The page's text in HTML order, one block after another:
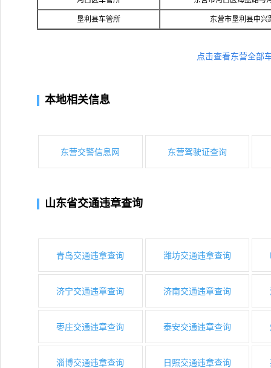
垦利县车管所 东营市垦利县中兴
点击查看东营全部
本地相关信息
东营交警信息网 东营驾驶证查询
山东省交通违章查询
青岛交通违章查询 潍坊交通违章查询
济宁交通违章查询 济南交通违章查询
枣庄交通违章查询 泰安交通违章查询
淄博交通违章查询 日照交通违章查询